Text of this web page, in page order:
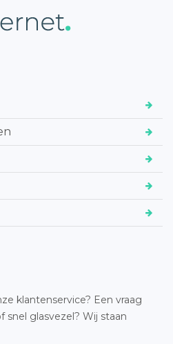
klantenservice? Een vraag
snel glasvezel? Wij staan